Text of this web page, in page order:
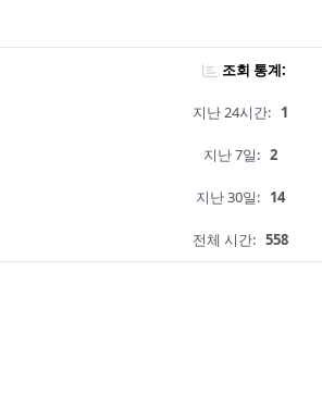
조회 통계:
지난 24시간: 1
지난 7일: 2
지난 30일: 14
전체 시간: 558